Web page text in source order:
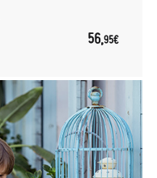
56,95€